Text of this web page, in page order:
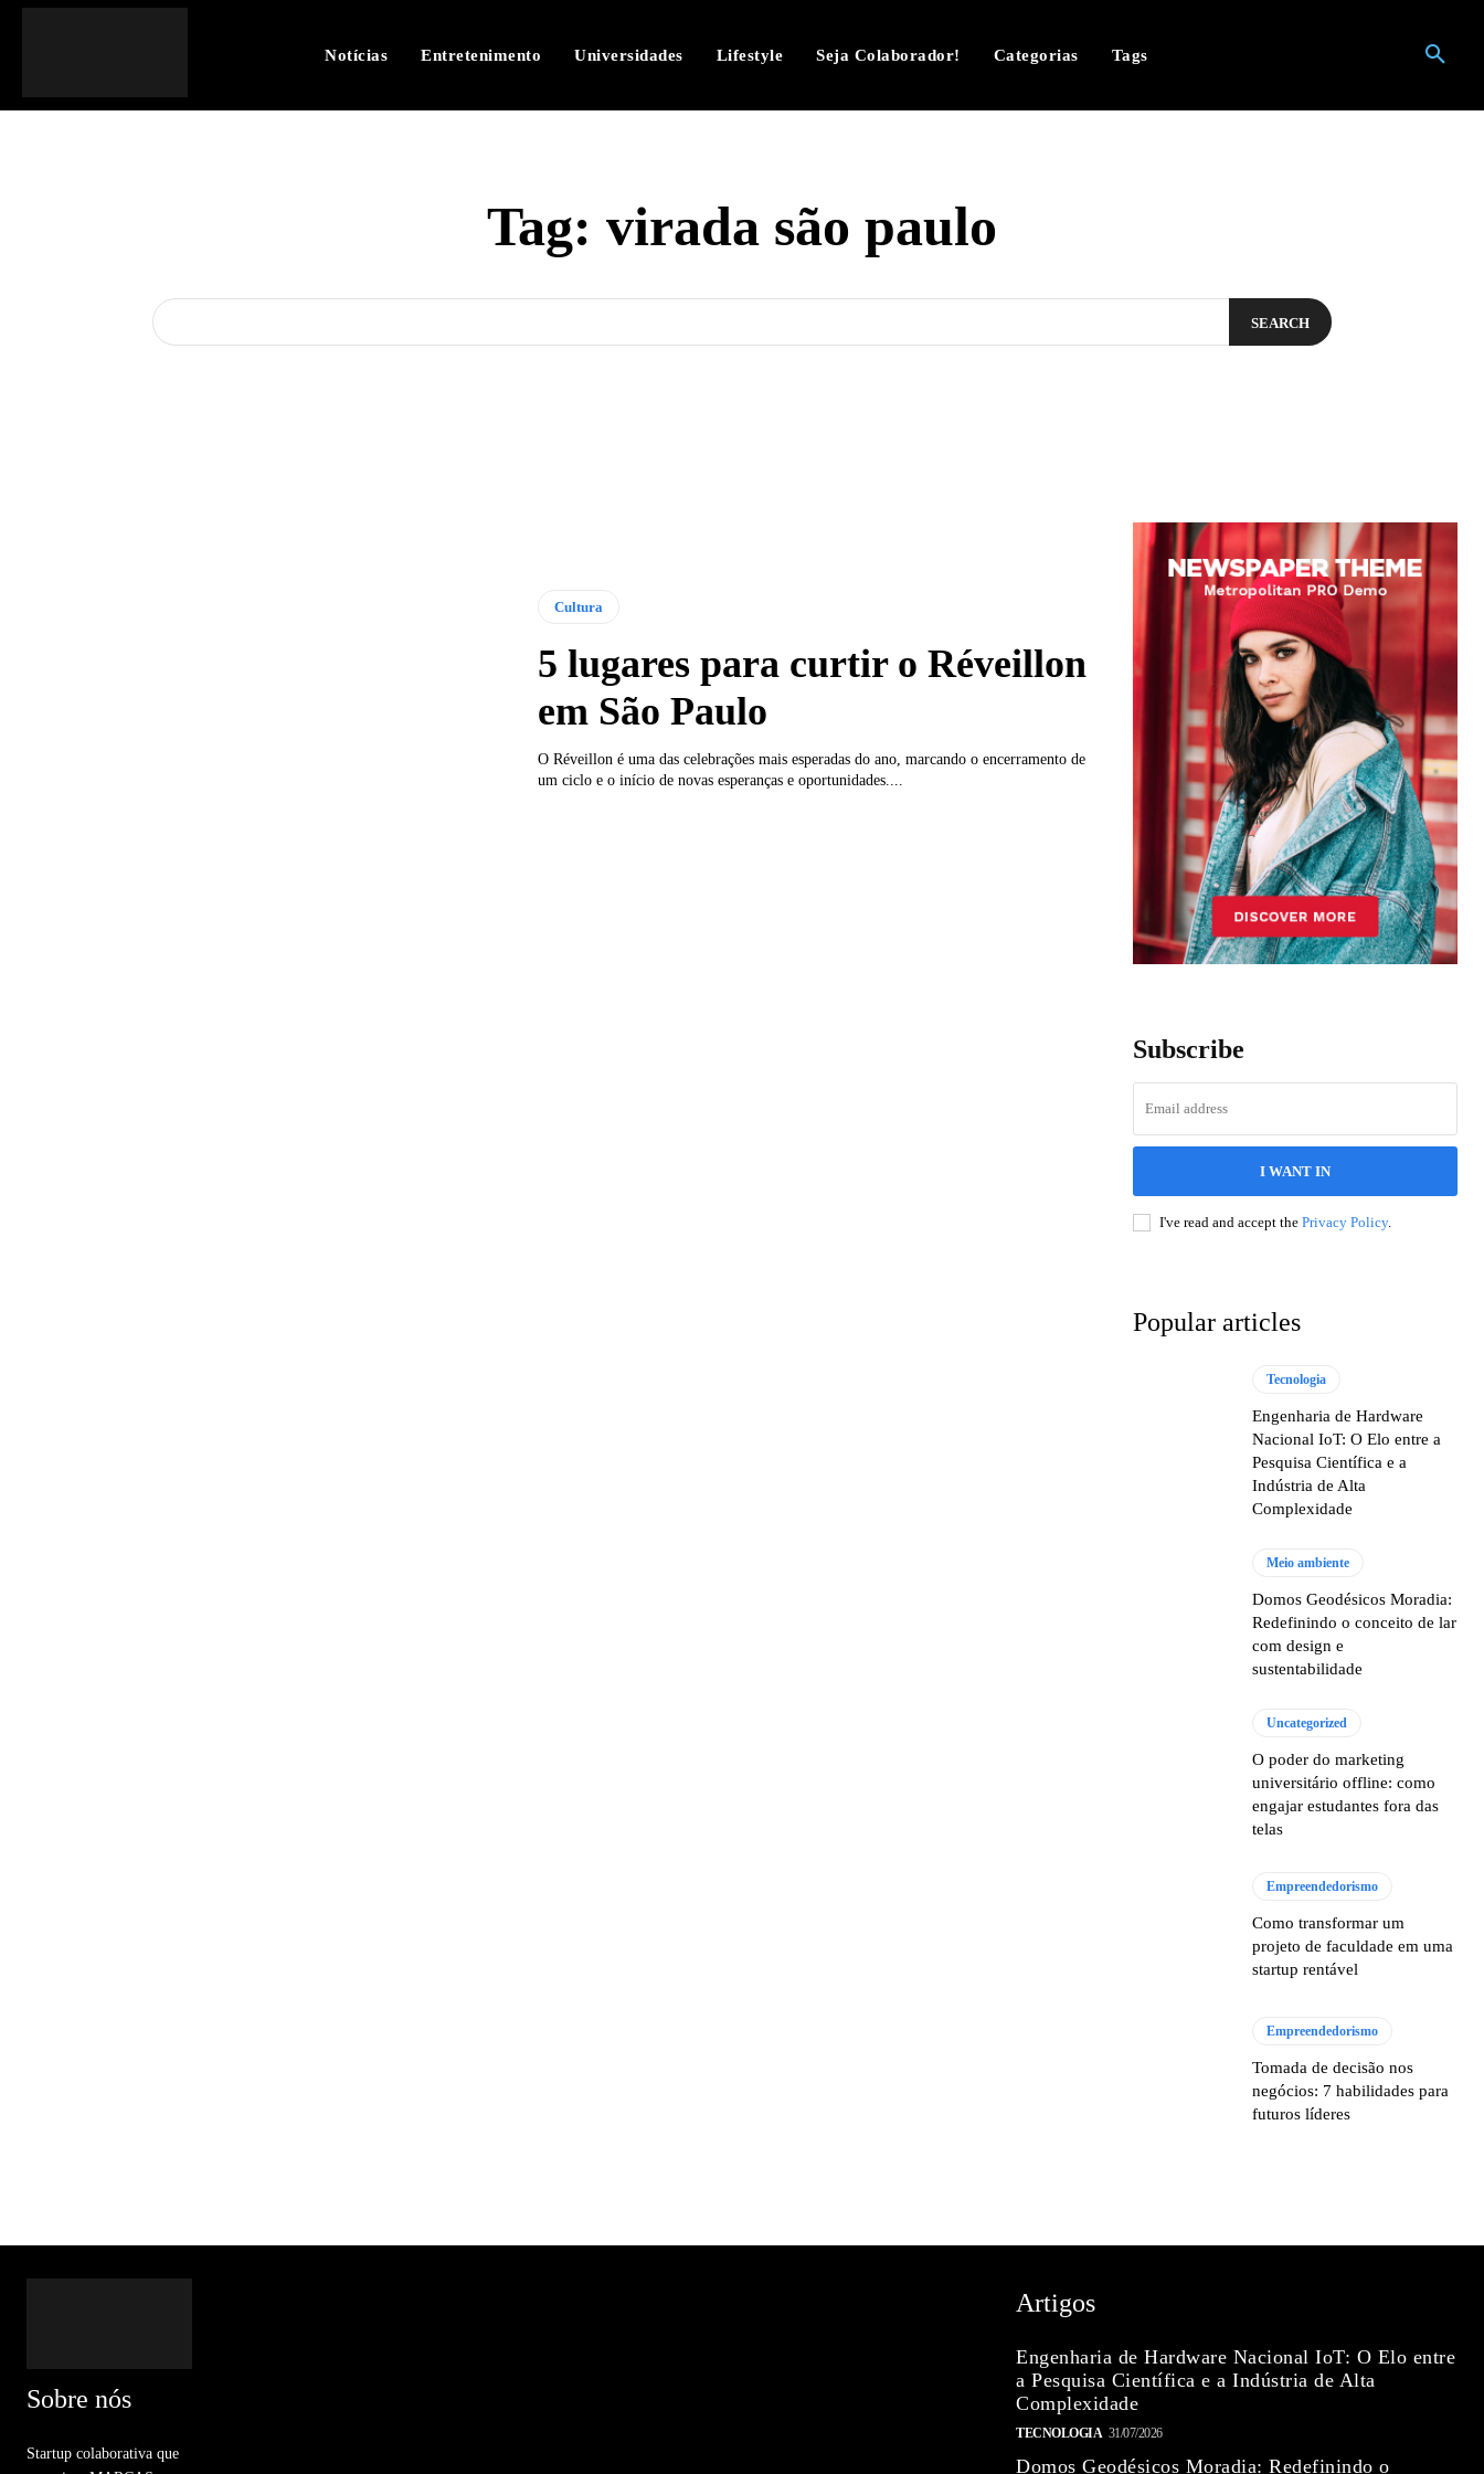
Notícias Entretenimento Universidades Lifestyle Seja Colaborador! Categorias Tags
Tag: virada são paulo
SEARCH
Cultura
5 lugares para curtir o Réveillon
em São Paulo
O Réveillon é uma das celebrações mais esperadas do ano, marcando o encerramento de
um ciclo e o início de novas esperanças e oportunidades....
Subscribe
I WANT IN
I've read and accept the Privacy Policy.
Popular articles
Tecnologia
Engenharia de Hardware
Nacional IoT: O Elo entre a
Pesquisa Científica e a
Indústria de Alta
Complexidade
Meio ambiente
Domos Geodésicos Moradia:
Redefinindo o conceito de lar
com design e
sustentabilidade
Uncategorized
O poder do marketing
universitário offline: como
engajar estudantes fora das
telas
Empreendedorismo
Como transformar um
projeto de faculdade em uma
startup rentável
Empreendedorismo
Tomada de decisão nos
negócios: 7 habilidades para
futuros líderes
Sobre nós
Startup colaborativa que
Artigos
Engenharia de Hardware Nacional IoT: O Elo entre
a Pesquisa Científica e a Indústria de Alta
Complexidade
TECNOLOGIA 31/07/2026
Domos Geodésicos Moradia: Redefinindo o